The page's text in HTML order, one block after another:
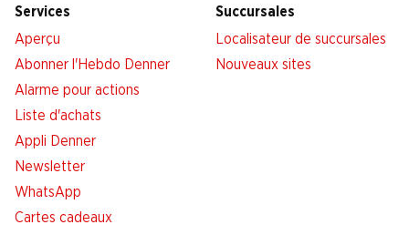
Services
Aperçu
Abonner l'Hebdo Denner
Alarme pour actions
Liste d'achats
Appli Denner
Newsletter
WhatsApp
Cartes cadeaux
Succursales
Localisateur de succursales
Nouveaux sites